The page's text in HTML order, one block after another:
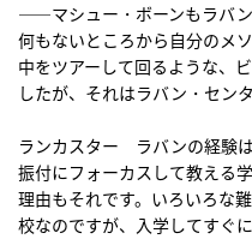
――マシュー・ボーンもラバン
何もないところから自分のメ
中をツアーして回るような、
したが、それはラバン・セン
ランカスター ラバンの経験
振付にフォーカスして教える
理由もそれです。いろいろな
校なのですが、入学してすぐ